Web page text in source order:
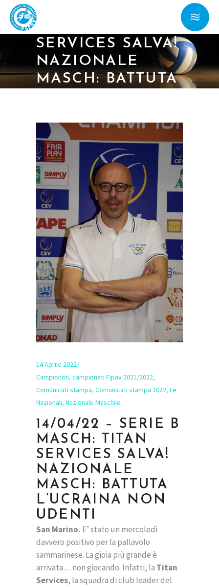
SERVICES SALVA!
NAZIONALE
MASCH: BATTUTA
14 Aprile 2022
Campionati, campionati Fipav 2021/2022,
Comunicati stampa, Comunicati stampa 2022, Le
Nazionali, Nazionale Maschile
14/04/22 – SERIE B
MASCH: TITAN
SERVICES SALVA!
NAZIONALE
MASCH: BATTUTA
L’UCRAINA NON
UDENTI
San Marino. E’ stato un mercoledì
davvero positivo per la pallavolo
sammarinese. La gioia più grande è
arrivata… non giocando. Infatti, la Titan
Services, la squadra di club leader del